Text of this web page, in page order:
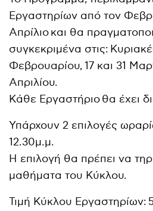
Εργαστηρίων από τον
Απρίλιο και θα
συγκεκριμένα στις:
Φεβρουαρίου, 17 και 31
Απριλίου.
Κάθε Εργαστήριο θα έχει
Υπάρχουν 2 επιλογές
12.30μ.μ.
Η επιλογή θα πρέπει να
μαθήματα του Κύκλου.
Τιμή Κύκλου Εργαστηρίων: